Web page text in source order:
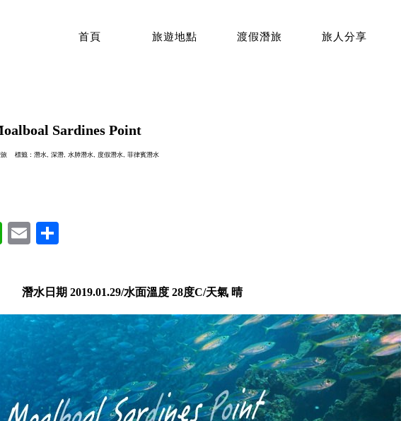
首頁 旅遊地點 渡假潛旅 旅人分享
Sardines Point
標籤： 潛水, 深潛, 水肺潛水, 度假潛水, 菲律賓潛水
WhatsApp
Email
潛水日期 2019.01.29/水面溫度 28度C/天氣 晴